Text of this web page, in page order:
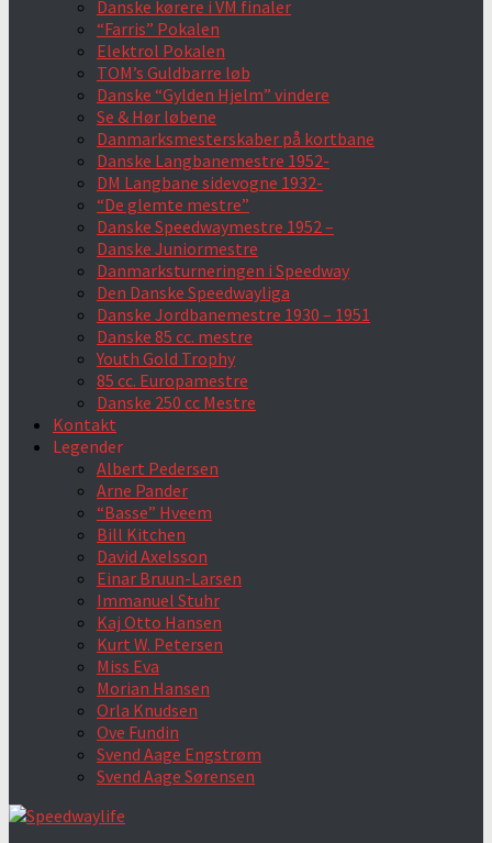
Danske kørere i VM finaler
“Farris” Pokalen
Elektrol Pokalen
TOM’s Guldbarre løb
Danske “Gylden Hjelm” vindere
Se & Hør løbene
Danmarksmesterskaber på kortbane
Danske Langbanemestre 1952-
DM Langbane sidevogne 1932-
“De glemte mestre”
Danske Speedwaymestre 1952 –
Danske Juniormestre
Danmarksturneringen i Speedway
Den Danske Speedwayliga
Danske Jordbanemestre 1930 – 1951
Danske 85 cc. mestre
Youth Gold Trophy
85 cc. Europamestre
Danske 250 cc Mestre
Kontakt
Legender
Albert Pedersen
Arne Pander
“Basse” Hveem
Bill Kitchen
David Axelsson
Einar Bruun-Larsen
Immanuel Stuhr
Kaj Otto Hansen
Kurt W. Petersen
Miss Eva
Morian Hansen
Orla Knudsen
Ove Fundin
Svend Aage Engstrøm
Svend Aage Sørensen